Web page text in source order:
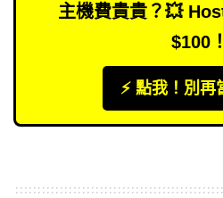
主機費貴貴？💥
$100！
⚡️ 點我！別再